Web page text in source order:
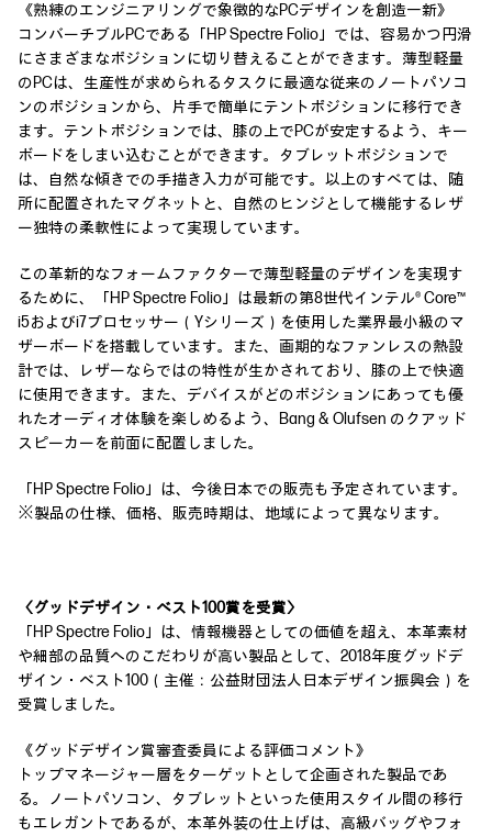
《熟練のエンジニアリングで象徴的なPCデザインを創造一新》
コンバーチブルPCである「HP Spectre Folio」では、容易かつ円滑
にさまざまなポジションに切り替えることができます。薄型軽量
のPCは、生産性が求められるタスクに最適な従来のノートパソコ
ンのポジションから、片手で簡単にテントポジションに移行でき
ます。テントポジションでは、膝の上でPCが安定するよう、キー
ボードをしまい込むことができます。タブレットポジションで
は、自然な傾きでの手描き入力が可能です。以上のすべては、随
所に配置されたマグネットと、自然のヒンジとして機能するレザ
ー独特の柔軟性によって実現しています。
この革新的なフォームファクターで薄型軽量のデザインを実現す
るために、「HP Spectre Folio」は最新の第8世代インテル® Core™
i5およびi7プロセッサー（Yシリーズ）を使用した業界最小級のマ
ザーボードを搭載しています。また、画期的なファンレスの熱設
計では、レザーならではの特性が生かされており、膝の上で快適
に使用できます。また、デバイスがどのポジションにあっても優
れたオーディオ体験を楽しめるよう、Bang & Olufsen のクアッド
スピーカーを前面に配置しました。
「HP Spectre Folio」は、今後日本での販売も予定されています。
※製品の仕様、価格、販売時期は、地域によって異なります。
〈グッドデザイン・ベスト100賞を受賞〉
「HP Spectre Folio」は、情報機器としての価値を超え、本革素材
や細部の品質へのこだわりが高い製品として、2018年度グッドデ
ザイン・ベスト100（主催：公益財団法人日本デザイン振興会）を
受賞しました。
《グッドデザイン賞審査委員による評価コメント》
トップマネージャー層をターゲットとして企画された製品であ
る。ノートパソコン、タブレットといった使用スタイル間の移行
もエレガントであるが、本革外装の仕上げは、高級バッグやフォ